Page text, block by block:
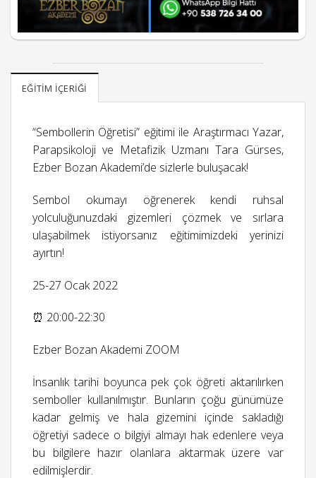
EĞITIM İÇERIĞI
“Sembollerin Öğretisi” eğitimi ile Araştırmacı Yazar,
Parapsikoloji ve Metafizik Uzmanı Tara Gürses,
Ezber Bozan Akademi’de sizlerle buluşacak!
Sembol okumayı öğrenerek kendi ruhsal
yolculuğunuzdaki gizemleri çözmek ve sırlara
ulaşabilmek istiyorsanız eğitimimizdeki yerinizi
ayırtın!
25-27 Ocak 2022
⏰ 20:00-22:30
Ezber Bozan Akademi ZOOM
İnsanlık tarihi boyunca pek çok öğreti aktarılırken
semboller kullanılmıştır. Bunların çoğu günümüze
kadar gelmiş ve hala gizemini içinde sakladığı
öğretiyi sadece o bilgiyi almayı hak edenlere veya
bu bilgilere hazır olanlara aktarmak üzere var
edilmişlerdir.